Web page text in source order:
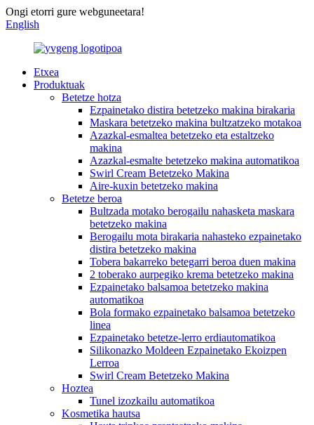
Ongi etorri gure webguneetara!
English
Etxea
Produktuak
Betetze hotza
Ezpainetako distira betetzeko makina birakaria
Maskara betetzeko makina bultzatzeko motakoa
Azazkal-esmaltea betetzeko eta estaltzeko
makina
Azazkal-esmalte betetzeko makina automatikoa
Swirl Cream Betetzeko Makina
Aire-kuxin betetzeko makina
Betetze beroa
Bultzada motako berogailu nahasketa maskara
betetzeko makina
Berogailu mota birakaria nahasteko ezpainetako
distira betetzeko makina
Tobera bakarreko betegarri beroa duen makina
2 toberako aurpegiko krema betetzeko makina
Ezpainetako balsamoa betetzeko makina
automatikoa
Bola formako ezpainetako balsamoa betetzeko
linea
Ezpainetako betetze-lerro erdiautomatikoa
Silikonazko Moldeen Ezpainetako Ekoizpen
Lerroa
Swirl Cream Betetzeko Makina
Hoztea
Tunel izozkailu automatikoa
Kosmetika hautsa